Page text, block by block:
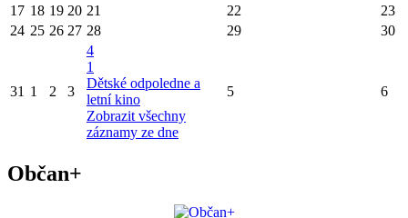
17 18 19 20 21 22
23
24 25 26 27 28 29 30
31 1 2 3
4
1
Dětské odpoledne a
letní kino
Zobrazit všechny
záznamy ze dne
5 6
Občan+